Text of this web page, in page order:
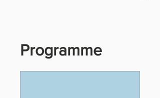
Programme